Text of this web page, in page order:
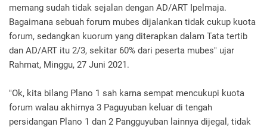
memang sudah tidak sejalan dengan AD/ART Ipelmaja.
Bagaimana sebuah forum mubes dijalankan tidak cukup kuota
forum, sedangkan kuorum yang diterapkan dalam Tata tertib
dan AD/ART itu 2/3, sekitar 60% dari peserta mubes" ujar
Rahmat, Minggu, 27 Juni 2021.
"Ok, kita bilang Plano 1 sah karna sempat mencukupi kuota
forum walau akhirnya 3 Paguyuban keluar di tengah
persidangan Plano 1 dan 2 Pangguyuban lainnya dijegal, tidak